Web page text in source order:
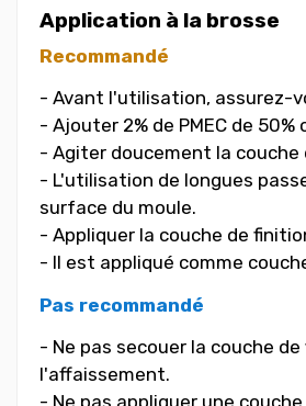
Application à la brosse
Recommandé
- Avant l'utilisation, assurez-
- Ajouter 2% de PMEC de
- Agiter doucement la couche
- L'utilisation de longues
surface du moule.
- Appliquer la couche de
- Il est appliqué comme
Pas recommandé
- Ne pas secouer la couche
l'affaissement.